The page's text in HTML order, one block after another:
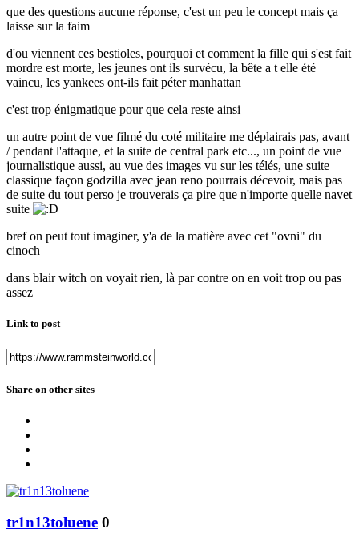
que des questions aucune réponse, c'est un peu le concept mais ça
laisse sur la faim
d'ou viennent ces bestioles, pourquoi et comment la fille qui s'est fait
mordre est morte, les jeunes ont ils survécu, la bête a t elle été
vaincu, les yankees ont-ils fait péter manhattan
c'est trop énigmatique pour que cela reste ainsi
un autre point de vue filmé du coté militaire me déplairais pas, avant
/ pendant l'attaque, et la suite de central park etc..., un point de vue
journalistique aussi, au vue des images vu sur les télés, une suite
classique façon godzilla avec jean reno pourrais décevoir, mais pas
de suite du tout perso je trouverais ça pire que n'importe quelle navet
suite
bref on peut tout imaginer, y'a de la matière avec cet "ovni" du
cinoch
dans blair witch on voyait rien, là par contre on en voit trop ou pas
assez
Link to post
Share on other sites
tr1n13toluene 0